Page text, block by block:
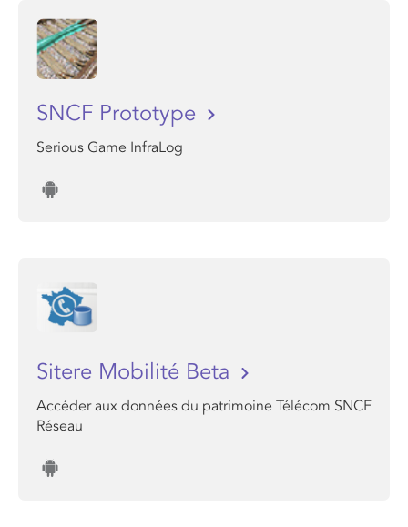
SNCF Prototype
Serious Game InfraLog
Sitere Mobilité Beta
Accéder aux données du patrimoine Télécom SNCF
Réseau